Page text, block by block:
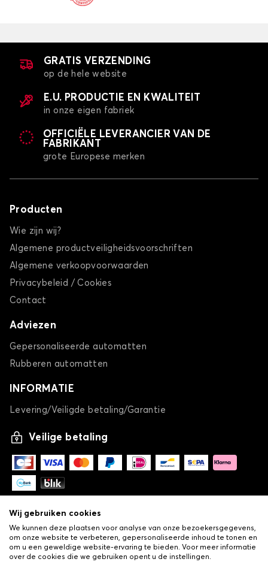
GRATIS VERZENDING
op de hele website
E.U. PRODUCTIE EN KWALITEIT
in onze eigen fabriek
OFFICIËLE LEVERANCIER VAN DE
FABRIKANT
grote Europese merken
Producten
Wie zijn wij?
Algemene productveiligheidsvoorschriften
Algemene verkoopvoorwaarden
Privacybeleid / Cookies
Contact
Adviezen
Gepersonaliseerde automatten
Rubberen automatten
INFORMATIE
Levering/Veiligde betaling/Garantie
Veilige betaling
Wij gebruiken cookies
We kunnen deze plaatsen voor analyse van onze bezoekersgegevens,
om onze website te verbeteren, gepersonaliseerde inhoud te tonen en
om u een geweldige website-ervaring te bieden. Voor meer informatie
over de cookies die we gebruiken opent u de instellingen.